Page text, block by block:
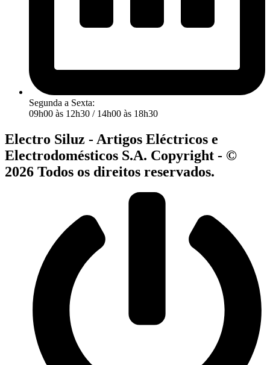
Segunda a Sexta:
09h00 às 12h30 / 14h00 às 18h30
Electro Siluz - Artigos Eléctricos e
Electrodomésticos S.A. Copyright - ©
2026 Todos os direitos reservados.